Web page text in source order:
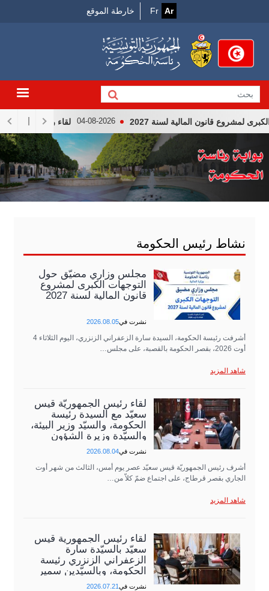
Fr Ar
Menu
خارطة الموقع
قانون المالية لسنة 2027 04-08-2026 لقاء رئيس الجمهوريّة قيس
نشاط رئيس الحكومة
مجلس وزاري مضيّق حول
التوجهات الكبرى لمشروع
قانون المالية لسنة 2027
نشرت في2026.08.05
أشرفت رئيسة الحكومة، السيدة سارة الزعفراني الزنزري، اليوم الثلاثاء 4
أوت 2026، بقصر الحكومة بالقصبة، على مجلس…
شاهد المزيد
لقاء رئيس الجمهوريّة قيس
سعيّد مع السيدة رئيسة
الحكومة، والسيّد وزير البيئة،
والسيّدة وزيرة الشؤون
الثقافية،…
نشرت في2026.08.04
أشرف رئيس الجمهوريّة قيس سعيّد عصر يوم أمس، الثالث من شهر أوت
الجاري بقصر قرطاج، على اجتماع ضمّ كلاّ من…
شاهد المزيد
لقاء رئيس الجمهورية قيس
سعيّد بالسيّدة سارة
الزعفراني الزنزري رئيسة
الحكومة، وبالسيّدين سمير
عبد الحفيظ وزير…
نشرت في2026.07.21